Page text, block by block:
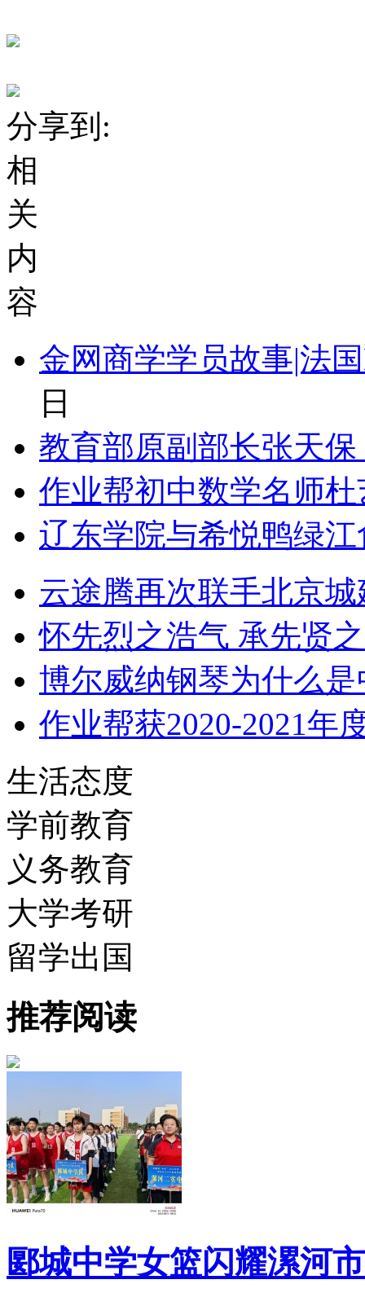
分享到:
相
关
内
容
金网商学学员故事|法
日
教育部原副部长张天保
作业帮初中数学名师
辽东学院与希悦鸭绿
云途腾再次联手北京
怀先烈之浩气 承先贤
博尔威纳钢琴为什么
作业帮获2020-2021年
生活态度
学前教育
义务教育
大学考研
留学出国
推荐阅读
郾城中学女篮闪耀漯河